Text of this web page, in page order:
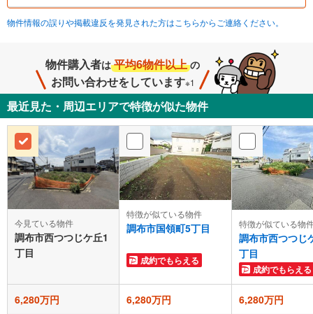
物件情報の誤りや掲載違反を発見された方はこちらからご連絡ください。
物件購入者は 平均6物件以上 の
お問い合わせをしています※1
最近見た・周辺エリアで特徴が似た物件
今見ている物件
調布市西つつじケ丘1
丁目
特徴が似ている物件
調布市国領町5丁目
成約でもらえる
特徴が似ている物
調布市西つつじ
丁目
成約でもらえる
6,280万円 6,280万円 6,280万円